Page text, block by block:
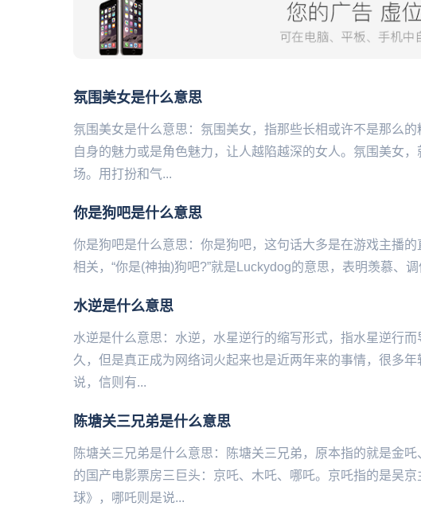
氛围美女是什么意思
氛围美女是什么意思：氛围美女，指那些长相或许不是那么
自身的魅力或是角色魅力，让人越陷越深的女人。氛围美女
场。用打扮和气...
你是狗吧是什么意思
你是狗吧是什么意思：你是狗吧，这句话大多是在游戏主播
相关，“你是(神抽)狗吧?”就是Luckydog的意思，表明羡慕、
水逆是什么意思
水逆是什么意思：水逆，水星逆行的缩写形式，指水星逆行
久，但是真正成为网络词火起来也是近两年来的事情，很多
说，信则有...
陈塘关三兄弟是什么意思
陈塘关三兄弟是什么意思：陈塘关三兄弟，原本指的就是金
的国产电影票房三巨头：京吒、木吒、哪吒。京吒指的是吴
球》，哪吒则是说...